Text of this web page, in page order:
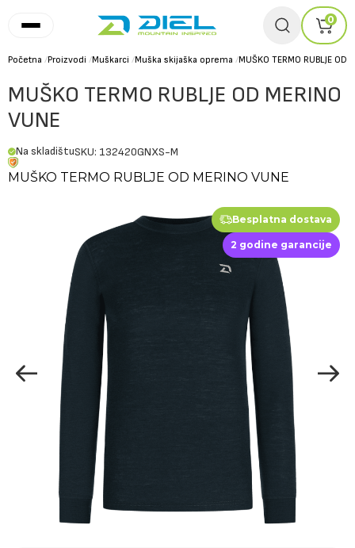
0
Početna /Proizvodi /Muškarci /Muška skijaška oprema /MUŠKO TERMO RUBLJE OD
MUŠKO TERMO RUBLJE OD MERINO
VUNE
Na skladištuSKU: 132420GNXS-M
MUŠKO TERMO RUBLJE OD MERINO VUNE
Besplatna dostava
2 godine garancije